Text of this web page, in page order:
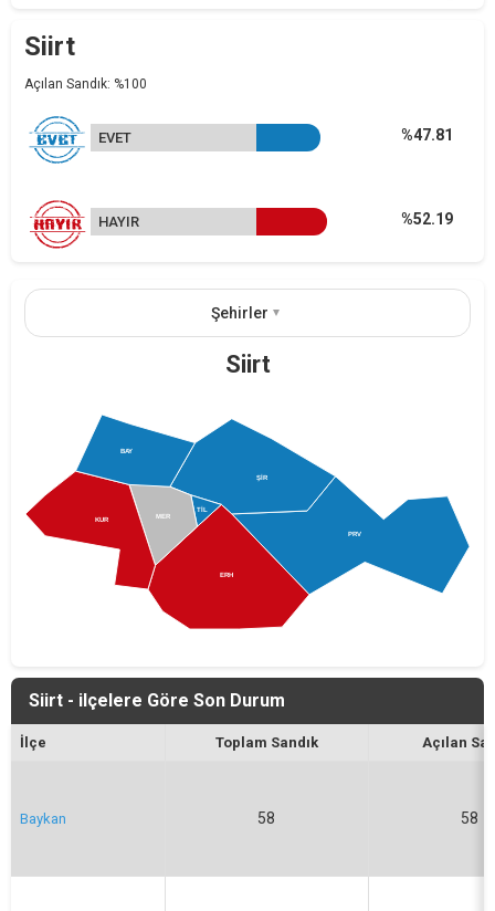
Siirt
Açılan Sandık: %100
EVET %47.81
HAYIR %52.19
Şehirler
Siirt
PRV
ŞİR
ERH
TİL
MER
KUR
BAY
Siirt - ilçelere Göre Son Durum
İlçe Toplam Sandık Açılan
Baykan 58 58